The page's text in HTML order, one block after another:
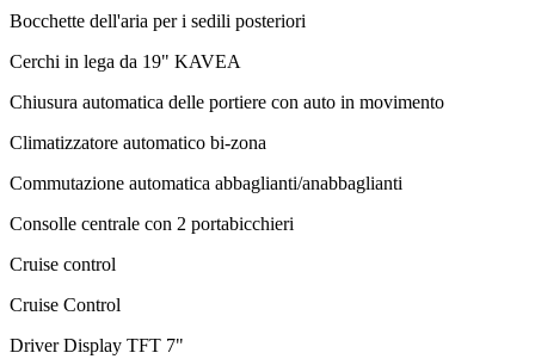
Bocchette dell'aria per i sedili posteriori
Cerchi in lega da 19" KAVEA
Chiusura automatica delle portiere con auto in movimento
Climatizzatore automatico bi-zona
Commutazione automatica abbaglianti/anabbaglianti
Consolle centrale con 2 portabicchieri
Cruise control
Cruise Control
Driver Display TFT 7"